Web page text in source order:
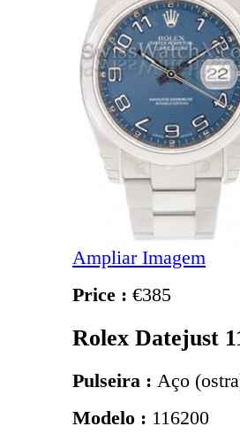
Ampliar Imagem
Price : €385
Rolex Datejust
Pulseira : Aço
Modelo : 116200